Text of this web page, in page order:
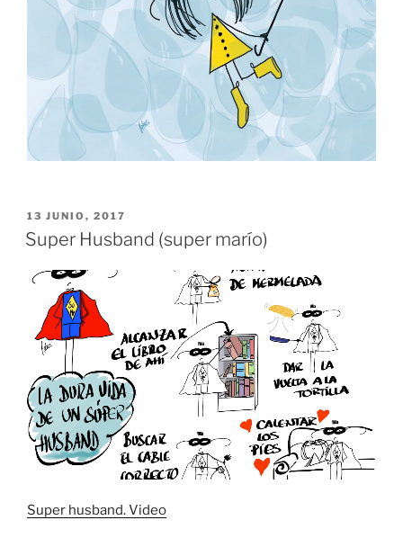
PUBLICADO
EL
13 JUNIO, 2017
Super Husband (super marío)
Super husband. Video